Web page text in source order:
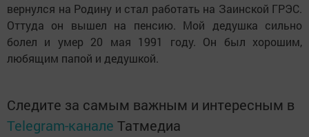
вернулся на Родину и стал работать на Заинской ГРЭС.
Оттуда он вышел на пенсию. Мой дедушка сильно
болел и умер 20 мая 1991 году. Он был хорошим,
любящим папой и дедушкой.
Следите за самым важным и интересным в
Telegram-канале Татмедиа